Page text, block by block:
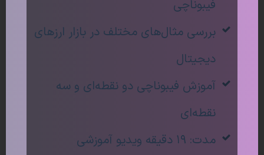
فیبوناچی
بررسی مثال‌های مختلف در بازار ارزهای
دیجیتال
آموزش فیبوناچی دو نقطه‌ای و سه
نقطه‌ای
مدت: ۱۹ دقیقه ویدیو آموزشی